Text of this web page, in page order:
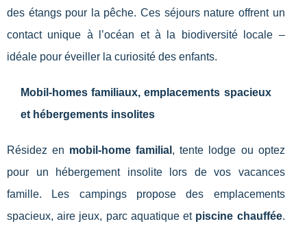
des étangs pour la pêche. Ces séjours nature offrent un
contact unique à l’océan et à la biodiversité locale –
idéale pour éveiller la curiosité des enfants.
Mobil-homes familiaux, emplacements spacieux
et hébergements insolites
Résidez en mobil-home familial , tente lodge ou optez
pour un hébergement insolite lors de vos vacances
famille. Les campings propose des emplacements
spacieux, aire jeux, parc aquatique et piscine chauffée.